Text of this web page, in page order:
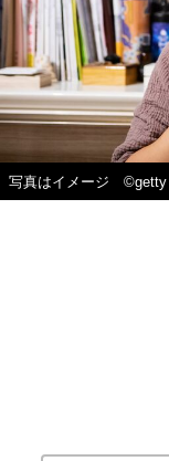
写真はイメージ ©getty